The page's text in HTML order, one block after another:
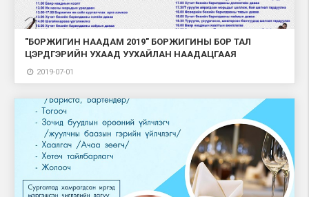
"БОРЖИГИН НААДАМ 2019" БОРЖИГИНЫ БОР ТАЛ
ЦЭРДГЭРИЙН УХААД УУХАЙЛАН НААДАЦГААЯ
2019-07-01